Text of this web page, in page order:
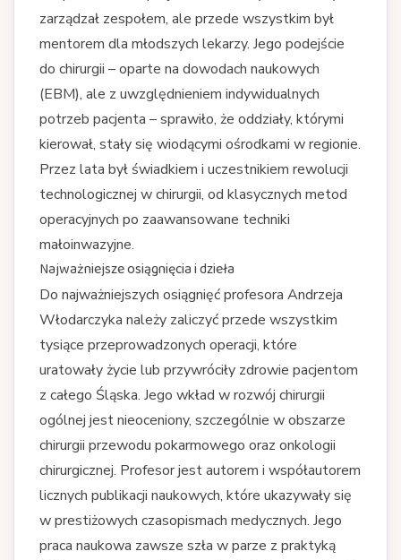
zarządzał zespołem, ale przede wszystkim był
mentorem dla młodszych lekarzy. Jego podejście
do chirurgii – oparte na dowodach naukowych
(EBM), ale z uwzględnieniem indywidualnych
potrzeb pacjenta – sprawiło, że oddziały, którymi
kierował, stały się wiodącymi ośrodkami w regionie.
Przez lata był świadkiem i uczestnikiem rewolucji
technologicznej w chirurgii, od klasycznych metod
operacyjnych po zaawansowane techniki
małoinwazyjne.
Najważniejsze osiągnięcia i dzieła
Do najważniejszych osiągnięć profesora Andrzeja
Włodarczyka należy zaliczyć przede wszystkim
tysiące przeprowadzonych operacji, które
uratowały życie lub przywróciły zdrowie pacjentom
z całego Śląska. Jego wkład w rozwój chirurgii
ogólnej jest nieoceniony, szczególnie w obszarze
chirurgii przewodu pokarmowego oraz onkologii
chirurgicznej. Profesor jest autorem i współautorem
licznych publikacji naukowych, które ukazywały się
w prestiżowych czasopismach medycznych. Jego
praca naukowa zawsze szła w parze z praktyką